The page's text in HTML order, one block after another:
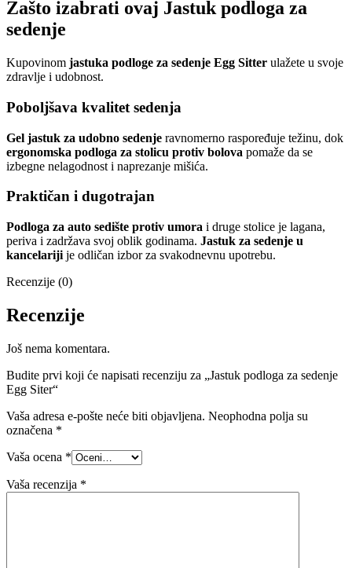
Zašto izabrati ovaj Jastuk podloga za
sedenje
Kupovinom jastuka podloge za sedenje Egg Sitter ulažete u svoje
zdravlje i udobnost.
Poboljšava kvalitet sedenja
Gel jastuk za udobno sedenje ravnomerno raspoređuje težinu, dok
ergonomska podloga za stolicu protiv bolova pomaže da se
izbegne nelagodnost i naprezanje mišića.
Praktičan i dugotrajan
Podloga za auto sedište protiv umora i druge stolice je lagana,
periva i zadržava svoj oblik godinama. Jastuk za sedenje u
kancelariji je odličan izbor za svakodnevnu upotrebu.
Recenzije (0)
Recenzije
Još nema komentara.
Budite prvi koji će napisati recenziju za „Jastuk podloga za sedenje
Egg Siter“
Vaša adresa e-pošte neće biti objavljena. Neophodna polja su
označena *
Vaša ocena *
Vaša recenzija *